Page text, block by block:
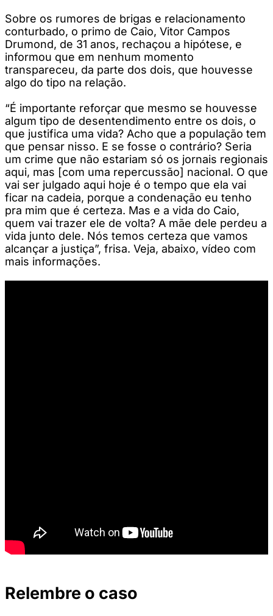
Sobre os rumores de brigas e relacionamento
conturbado, o primo de Caio, Vitor Campos
Drumond, de 31 anos, rechaçou a hipótese, e
informou que em nenhum momento
transpareceu, da parte dos dois, que houvesse
algo do tipo na relação.
“É importante reforçar que mesmo se houvesse
algum tipo de desentendimento entre os dois, o
que justifica uma vida? Acho que a população tem
que pensar nisso. E se fosse o contrário? Seria
um crime que não estariam só os jornais regionais
aqui, mas [com uma repercussão] nacional. O que
vai ser julgado aqui hoje é o tempo que ela vai
ficar na cadeia, porque a condenação eu tenho
pra mim que é certeza. Mas e a vida do Caio,
quem vai trazer ele de volta? A mãe dele perdeu a
vida junto dele. Nós temos certeza que vamos
alcançar a justiça”, frisa. Veja, abaixo, vídeo com
mais informações.
Relembre o caso